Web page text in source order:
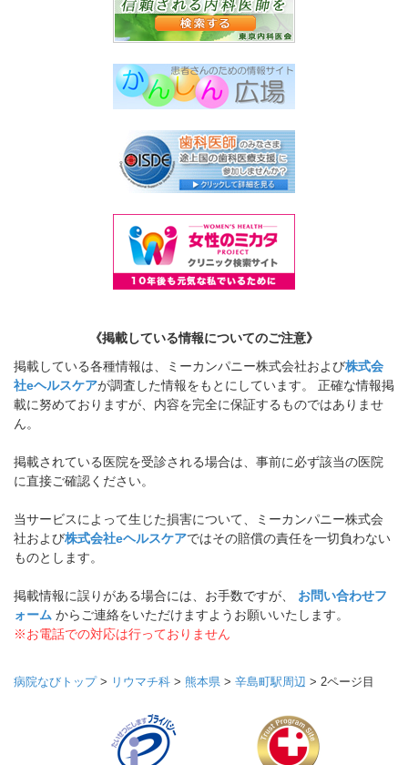
《掲載している情報についてのご注意》
掲載している各種情報は、ミーカンパニー株式会社および株式会
社eヘルスケアが調査した情報をもとにしています。 正確な情報掲
載に努めておりますが、内容を完全に保証するものではありませ
ん。
掲載されている医院を受診される場合は、事前に必ず該当の医院
に直接ご確認ください。
当サービスによって生じた損害について、ミーカンパニー株式会
社および株式会社eヘルスケアではその賠償の責任を一切負わない
ものとします。
掲載情報に誤りがある場合には、お手数ですが、 お問い合わせフ
ォーム からご連絡をいただけますようお願いいたします。
※お電話での対応は行っておりません
病院なびトップ> リウマチ科 > 熊本県 > 辛島町駅周辺 > 2ページ目